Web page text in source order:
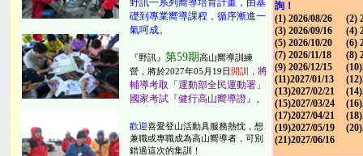
野訊一系列嚮導培育計畫，由基
礎到專業嚮導課程，循序漸進一
氣呵成。
『野訊』 第59期高山嚮導訓練
營，將於2027年05月19日開訓 ， 將
輔導考取「運動部全民運動署」
國家考試『健行高山嚮導證』。
歡迎喜愛登山活動具服務熱忱，想
兼職或專職成為高山嚮導者，可別
錯過這次的集訓！
詢！
(1) 2026/08/26
(3) 2026/09/16
(5) 2026/10/20
(7) 2026/11/18
(9) 2026/12/15
(11)2027/01/13
(13)2027/02/21
(15)2027/03/24
(17)2027/04/21
(19)2027/05/19
(21)2027/06/16
(2)
(4)
(6)
(8)